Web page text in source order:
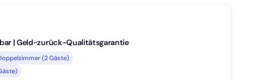
| Geld-zurück-Qualitätsgarantie
(2 Gäste)